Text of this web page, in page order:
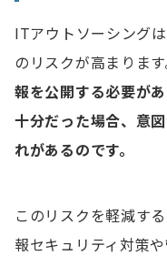
ITアウトソーシング
のリスクが高まります
報を公開する必要が
十分だった場合、意
れがあるのです。
このリスクを軽減す
報セキュリティ対策